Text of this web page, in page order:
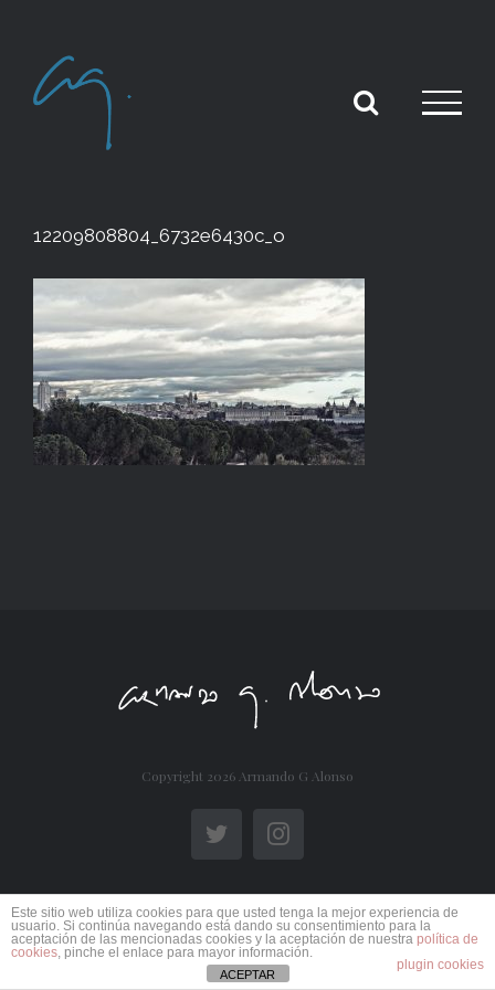
content
12209808804_6732e6430c_o
Copyright 2026 Armando G Alonso
TwitterInstagram
Este sitio web utiliza cookies para que usted tenga la mejor experiencia de
usuario. Si continúa navegando está dando su consentimiento para la
aceptación de las mencionadas cookies y la aceptación de nuestra política de
cookies, pinche el enlace para mayor información.
plugin cookies
ACEPTAR